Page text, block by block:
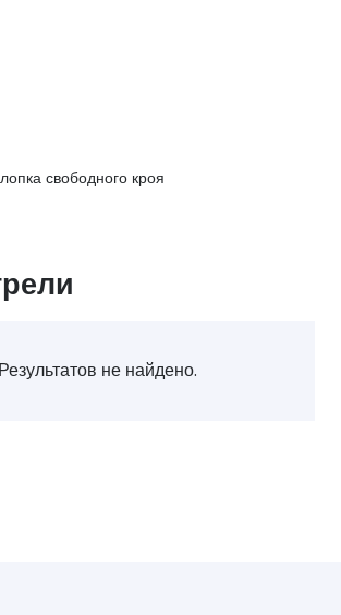
свободного кроя
Результатов не найдено.